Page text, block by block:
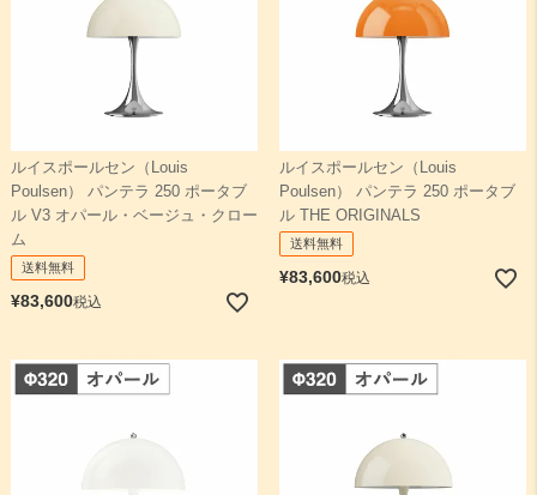
ルイスポールセン（Louis
Poulsen） パンテラ 250 ポータブ
ル V3 オパール・ベージュ・クロー
ム
送料無料
¥83,600税込
ルイスポールセン（Louis
Poulsen） パンテラ 250 ポータブ
ル THE ORIGINALS
送料無料
¥83,600税込